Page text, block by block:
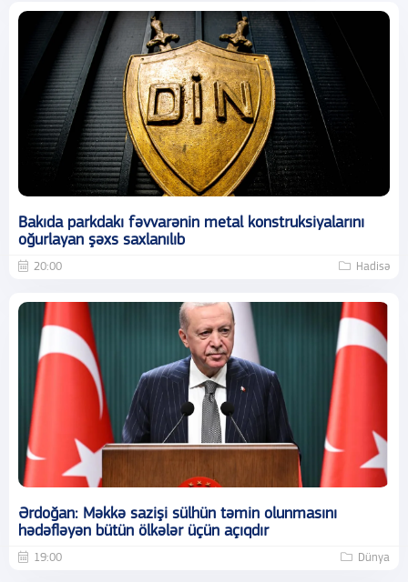
Bakıda parkdakı fəvvarənin metal konstruksiyalarını
oğurlayan şəxs saxlanılıb
20:00 Hadisə
Ərdoğan: Məkkə sazişi sülhün təmin olunmasını
hədəfləyən bütün ölkələr üçün açıqdır
19:00 Dünya